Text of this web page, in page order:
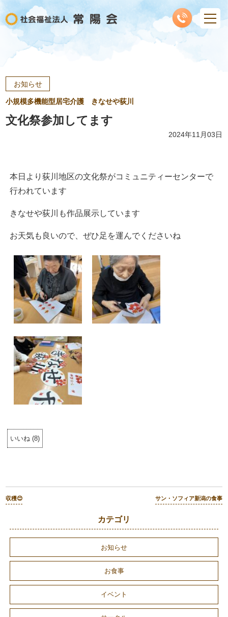
お知らせ
小規模多機能型居宅介護 きなせや荻川
文化祭参加してます
2024年11月03日
本日より荻川地区の文化祭がコミュニティーセンターで
行われています
きなせや荻川も作品展示しています
お天気も良いので、ぜひ足を運んでくださいね
いいね (8)
収穫😊 サン・ソフィア新潟の食事
カテゴリ
お知らせ
お食事
イベント